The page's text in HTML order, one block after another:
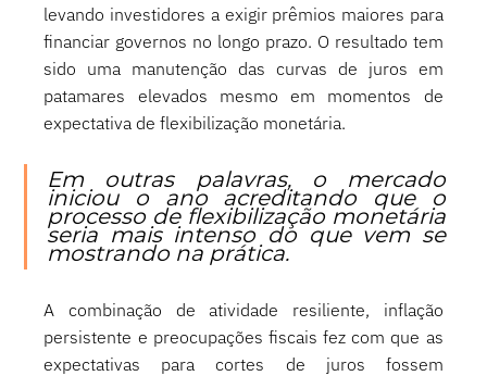
levando investidores a exigir prêmios maiores para
financiar governos no longo prazo. O resultado tem
sido uma manutenção das curvas de juros em
patamares elevados mesmo em momentos de
expectativa de flexibilização monetária.
Em outras palavras, o mercado
iniciou o ano acreditando que o
processo de flexibilização monetária
seria mais intenso do que vem se
mostrando na prática.
A combinação de atividade resiliente, inflação
persistente e preocupações fiscais fez com que as
expectativas para cortes de juros fossem